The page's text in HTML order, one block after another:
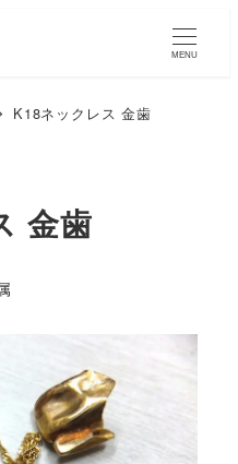
MENU
K18ネックレス 金歯
金歯